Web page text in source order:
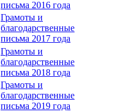
письма 2016 года
Грамоты и
благодарственные
письма 2017 года
Грамоты и
благодарственные
письма 2018 года
Грамоты и
благодарственные
письма 2019 года